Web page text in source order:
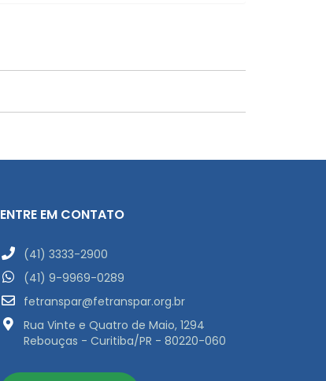
ENTRE EM CONTATO
(41) 3333-2900
(41) 9-9969-0289
fetranspar@fetranspar.org.br
Rua Vinte e Quatro de Maio, 1294
Rebouças - Curitiba/PR - 80220-060